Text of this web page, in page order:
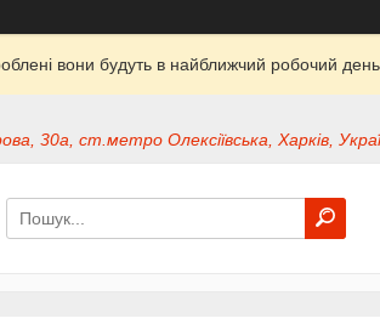
вони будуть в найближчий робочий
30а, ст.метро Олексіївська, Харків,